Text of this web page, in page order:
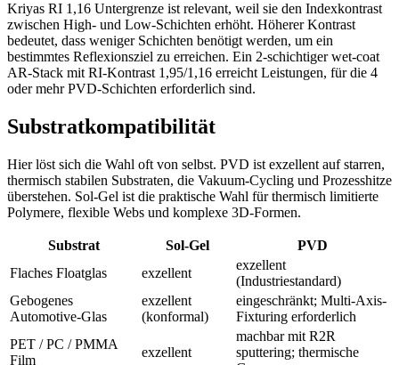
Kriyas RI 1,16 Untergrenze ist relevant, weil sie den Indexkontrast
zwischen High- und Low-Schichten erhöht. Höherer Kontrast
bedeutet, dass weniger Schichten benötigt werden, um ein
bestimmtes Reflexionsziel zu erreichen. Ein 2-schichtiger wet-coat
AR-Stack mit RI-Kontrast 1,95/1,16 erreicht Leistungen, für die 4
oder mehr PVD-Schichten erforderlich sind.
Substratkompatibilität
Hier löst sich die Wahl oft von selbst. PVD ist exzellent auf starren,
thermisch stabilen Substraten, die Vakuum-Cycling und Prozesshitze
überstehen. Sol-Gel ist die praktische Wahl für thermisch limitierte
Polymere, flexible Webs und komplexe 3D-Formen.
Substrat Sol-Gel
PVD
Flaches Floatglas
exzellent
exzellent
(Industriestandard)
Gebogenes
Automotive-Glas
exzellent
(konformal)
eingeschränkt; Multi-Axis-
Fixturing erforderlich
PET / PC / PMMA
Film
exzellent
machbar mit R2R
sputtering; thermische